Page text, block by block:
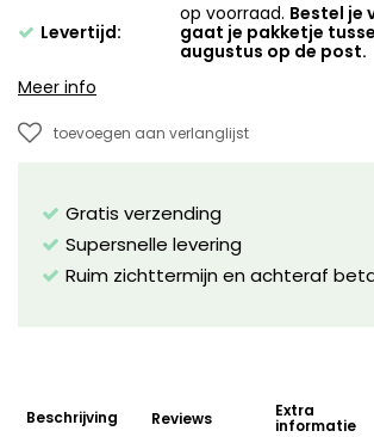
Levertijd:
op voorraad. Bestel je
gaat je pakketje
augustus op de post.
Meer info
toevoegen aan verlanglijst
Gratis verzending
Supersnelle levering
Ruim zichttermijn en achteraf
Beschrijving Reviews Extra
informatie